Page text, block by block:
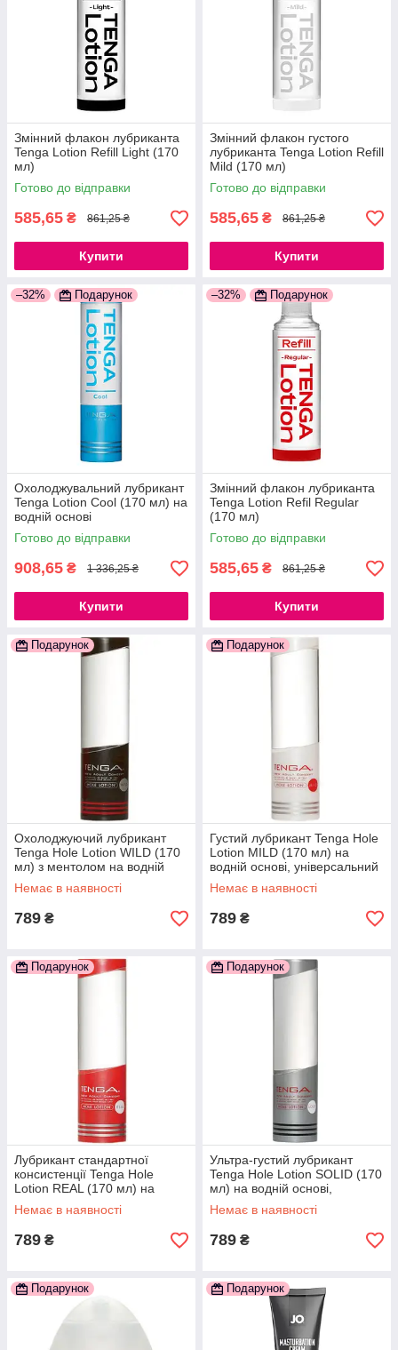
Змінний флакон лубриканта
Tenga Lotion Refill Light (170
мл)
Готово до відправки
585,65 ₴ 861,25 ₴
Купити
Змінний флакон густого
лубриканта Tenga Lotion Refill
Mild (170 мл)
Готово до відправки
585,65 ₴ 861,25 ₴
Купити
–32% Подарунок
Охолоджувальний лубрикант
Tenga Lotion Cool (170 мл) на
водній основі
Готово до відправки
908,65 ₴ 1 336,25 ₴
Купити
–32% Подарунок
Змінний флакон лубриканта
Tenga Lotion Refil Regular
(170 мл)
Готово до відправки
585,65 ₴ 861,25 ₴
Купити
Подарунок
Охолоджуючий лубрикант
Tenga Hole Lotion WILD (170
мл) з ментолом на водній
основі, ріденький
777Store.com.ua
Немає в наявності
789 ₴
Подарунок
Густий лубрикант Tenga Hole
Lotion MILD (170 мл) на
водній основі, універсальний
777Store.com.ua
Немає в наявності
789 ₴
Подарунок
Лубрикант стандартної
консистенції Tenga Hole
Lotion REAL (170 мл) на
водній основі, універсальний
777Store.com.ua
Немає в наявності
789 ₴
Подарунок
Ультра-густий лубрикант
Tenga Hole Lotion SOLID (170
мл) на водній основі,
універсальний
777Store.com.ua
Немає в наявності
789 ₴
Подарунок Подарунок